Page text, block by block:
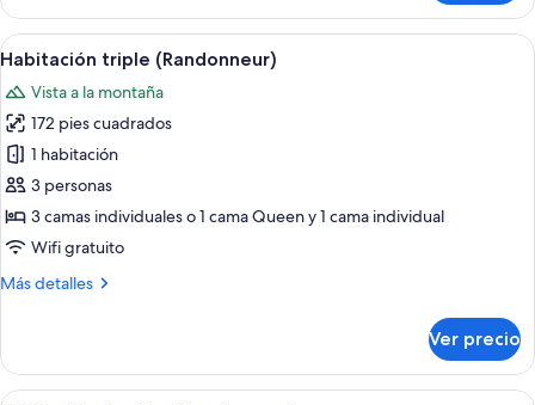
(Refuge)
con
cama
o
2
individuales
(Refuge)
Abrir
todas
las
fotos
de
Habitación
triple
(Randonneur)
Una habitación con dos camas,
6
Habitación triple (Randonneur)
Vista a la montaña
172 pies cuadrados
1 habitación
3 personas
3 camas individuales o 1 cama Queen y 1 cama individual
Wifi gratuito
Más detalles
Más
triple
(Randonneur)
Ver precio
Habitación familiar (Randonneur) |